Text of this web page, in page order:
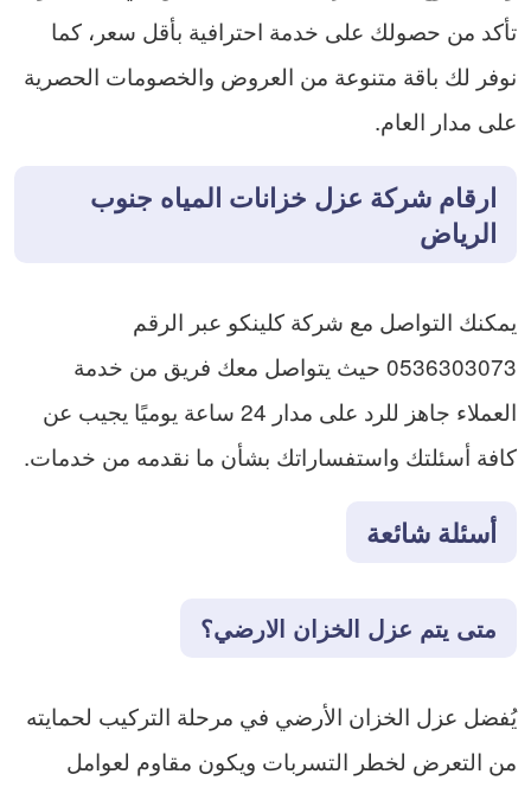
تأكد من حصولك على خدمة احترافية بأقل سعر، كما
نوفر لك باقة متنوعة من العروض والخصومات الحصرية
على مدار العام.
ارقام شركة عزل خزانات المياه جنوب
الرياض
يمكنك التواصل مع شركة كلينكو عبر الرقم
0536303073 حيث يتواصل معك فريق من خدمة
العملاء جاهز للرد على مدار 24 ساعة يوميًا يجيب عن
كافة أسئلتك واستفساراتك بشأن ما نقدمه من خدمات.
أسئلة شائعة
متى يتم عزل الخزان الارضي؟
يُفضل عزل الخزان الأرضي في مرحلة التركيب لحمايته
من التعرض لخطر التسربات ويكون مقاوم لعوامل